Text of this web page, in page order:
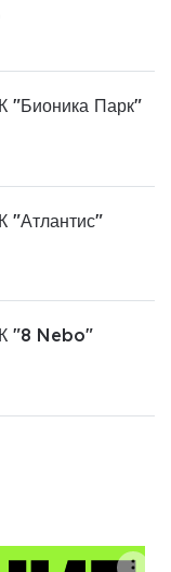
"Бионика Парк"
"Атлантис"
"8 Nebo"